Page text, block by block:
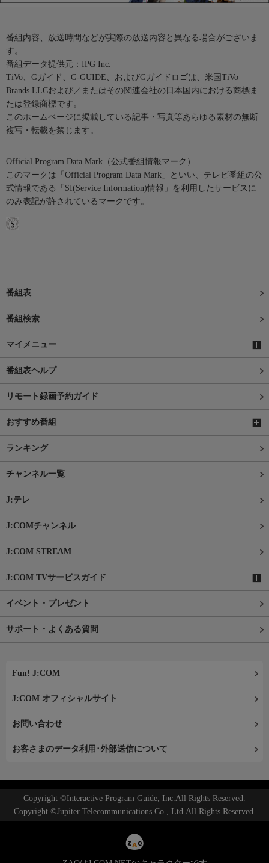
番組内容、放送時間などが実際の放送内容と異なる場合がございま
す。
番組データ提供元：IPG Inc.
TiVo、Gガイド、G-GUIDE、およびGガイドロゴは、米国TiVo
Brands LLCおよび／またはその関連会社の日本国内における商標ま
たは登録商標です。
このホームページに掲載している記事・写真等あらゆる素材の無断
複写・転載を禁じます。
Official Program Data Mark（公式番組情報マーク）
このマークは「Official Program Data Mark」といい、テレビ番組の公
式情報である「SI(Service Information)情報」を利用したサービスに
のみ表記が許されているマークです。
番組表
番組検索
マイメニュー
番組表ヘルプ
リモート録画予約ガイド
おすすめ番組
ランキング
チャンネル一覧
J:テレ
J:COMチャンネル
J:COM STREAM
J:COM TVサービスガイド
イベント・プレゼント
サポート・よくある質問
Fun! J:COM
J:COM オフィシャルサイト
お問い合わせ
お客さまのデータ利用･外部送信について
Copyright ©Interactive Program Guide, Inc.All Rights Reserved.
Copyright ©Jupiter Telecommunications Co., Ltd.All Rights Reserved.